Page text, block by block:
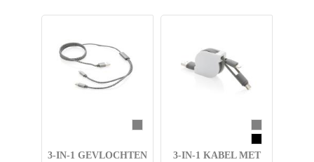
3-IN-1 GEVLOCHTEN
3-IN-1 KABEL MET